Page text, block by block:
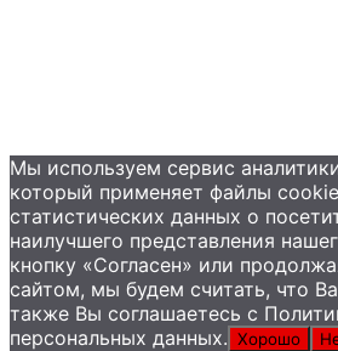
Мы используем сервис
который применяет файлы
статистических данных о
наилучшего представления
кнопку «Согласен» или
сайтом, мы будем считать, что
также Вы соглашаетесь с
персональных данных. Хорошо